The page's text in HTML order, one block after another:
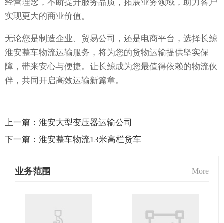
经营理念，不断提升服务品质，拓展业务领域，助力客户
实现更大的商业价值。
无论您是制造企业、贸易公司，还是电商平台，选择长鲸
淮安整车物流运输服务，将为您的货物运输提供坚实保
障，带来安心与便捷。让长鲸成为您最值得依赖的物流伙
伴，共同开启高效运输新篇章。
上一篇： 淮安大型变压器运输公司
下一篇： 淮安整车物流13米高栏货车
业务范围 More